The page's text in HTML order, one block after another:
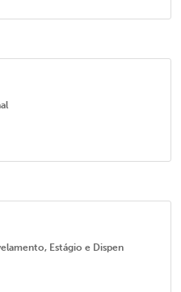
Estágio e Dispen